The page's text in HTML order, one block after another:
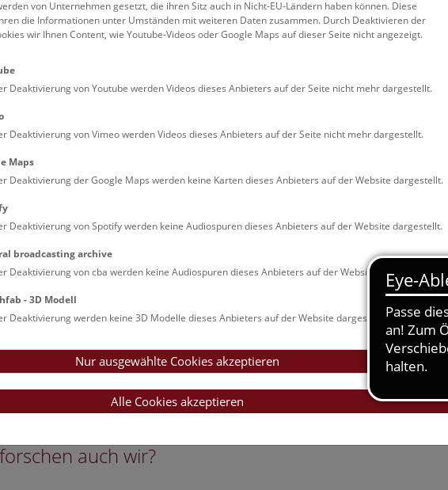
der Forschung und den Forscher*innen, ihren
und ihren Erkenntnissen, und unserem
zwischen Wissenschaftler*innen,
und Entscheidungsträger*innen aus
Input und Ihr Engagement (Citizen
und Citizen Engagement) sind uns wichtig! Mit
und im direkten Dialog mit Ihnen
ins wissenschaftliche System zurückwirken
Formaten, Orten und Formen der
Beteiligung wollen wir Sie begeistern, faszinieren,
Zutritt zu einer nicht-alltäglichen Welt
und Sie zum Mitmachen einladen. Wir
möglichst vielfältige Zugänge anbieten und
Wir wollen offen sein für alle!
auch wir?
von Unternehmen gesetzt, die ihren Sitz auch in Nicht-EU-Ländern haben können. Diese
die Informationen unter Umständen mit weiteren Daten zusammen. Durch Deaktivieren der
wir Ihnen Content, wie Youtube-Videos oder Google Maps auf dieser Seite nicht angezeigt.
Deaktivierung von Youtube werden Videos dieses Anbieters auf der Seite nicht mehr dargestellt.
Deaktivierung von Vimeo werden Videos dieses Anbieters auf der Seite nicht mehr dargestellt.
Maps
Deaktivierung der Google Maps werden keine Karten dieses Anbieters auf der Website dargestellt.
Deaktivierung von Spotify werden keine Audiospuren dieses Anbieters auf der Website dargestellt.
broadcasting archive
Deaktivierung von cba werden keine Audiospuren dieses Anbieters auf der Website dargestellt.
- 3D Modell
Deaktivierung werden keine 3D Modelle dieses Anbieters auf der Website dargestellt.
Nur ausgewählte Cookies akzeptieren
Alle Cookies akzeptieren